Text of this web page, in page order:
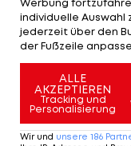
Nordmazedonien
aber dass wir
war eher weniger
Dreierkette sehr
glaube, dass es
untergegangen
individuelle Auswahl
jederzeit über den
der Fußzeile
ALLE
AKZEPTIEREN
Tracking und
Personalisierung
Wir und unsere 186